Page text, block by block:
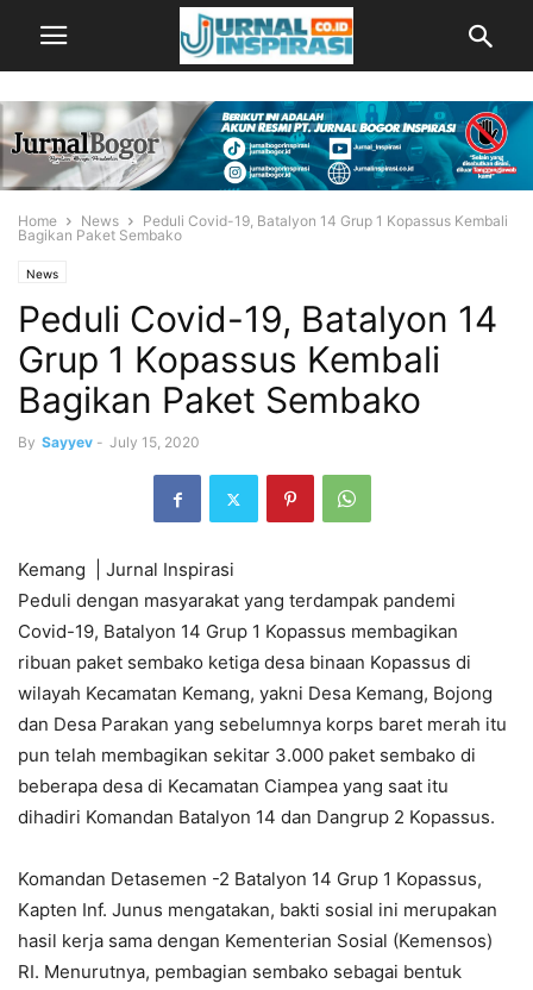
Home News
Peduli Covid-19, Batalyon 14 Grup 1 Kopassus Kembali
Bagikan Paket Sembako
News
Peduli Covid-19, Batalyon 14
Grup 1 Kopassus Kembali
Bagikan Paket Sembako
By Sayyev - July 15, 2020
Kemang | Jurnal Inspirasi
Peduli dengan masyarakat yang terdampak pandemi
Covid-19, Batalyon 14 Grup 1 Kopassus membagikan
ribuan paket sembako ketiga desa binaan Kopassus di
wilayah Kecamatan Kemang, yakni Desa Kemang, Bojong
dan Desa Parakan yang sebelumnya korps baret merah itu
pun telah membagikan sekitar 3.000 paket sembako di
beberapa desa di Kecamatan Ciampea yang saat itu
dihadiri Komandan Batalyon 14 dan Dangrup 2 Kopassus.
Komandan Detasemen -2 Batalyon 14 Grup 1 Kopassus,
Kapten Inf. Junus mengatakan, bakti sosial ini merupakan
hasil kerja sama dengan Kementerian Sosial (Kemensos)
RI. Menurutnya, pembagian sembako sebagai bentuk